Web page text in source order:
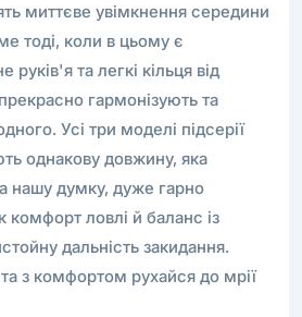
миттєве увімкнення середини
тоді, коли в цьому є
руків'я та легкі кільця від
гармонізують та
Усі три моделі підсерії
однакову довжину, яка
нашу думку, дуже гарно
комфорт ловлі й баланс із
дальність закидання.
з комфортом рухайся до мрії